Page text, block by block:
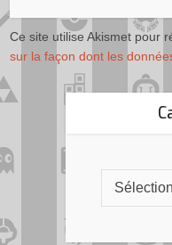
Ce site utilise Akismet pour
sur la façon dont les